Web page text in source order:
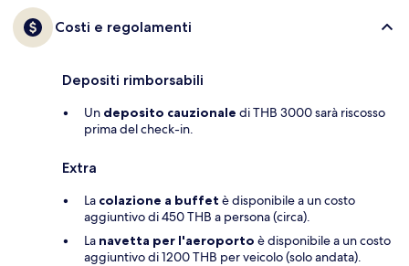
Costi e regolamenti
Depositi rimborsabili
Un deposito cauzionale di THB 3000 sarà riscosso
prima del check-in.
Extra
La colazione a buffet è disponibile a un costo
aggiuntivo di 450 THB a persona (circa).
La navetta per l'aeroporto è disponibile a un costo
aggiuntivo di 1200 THB per veicolo (solo andata).